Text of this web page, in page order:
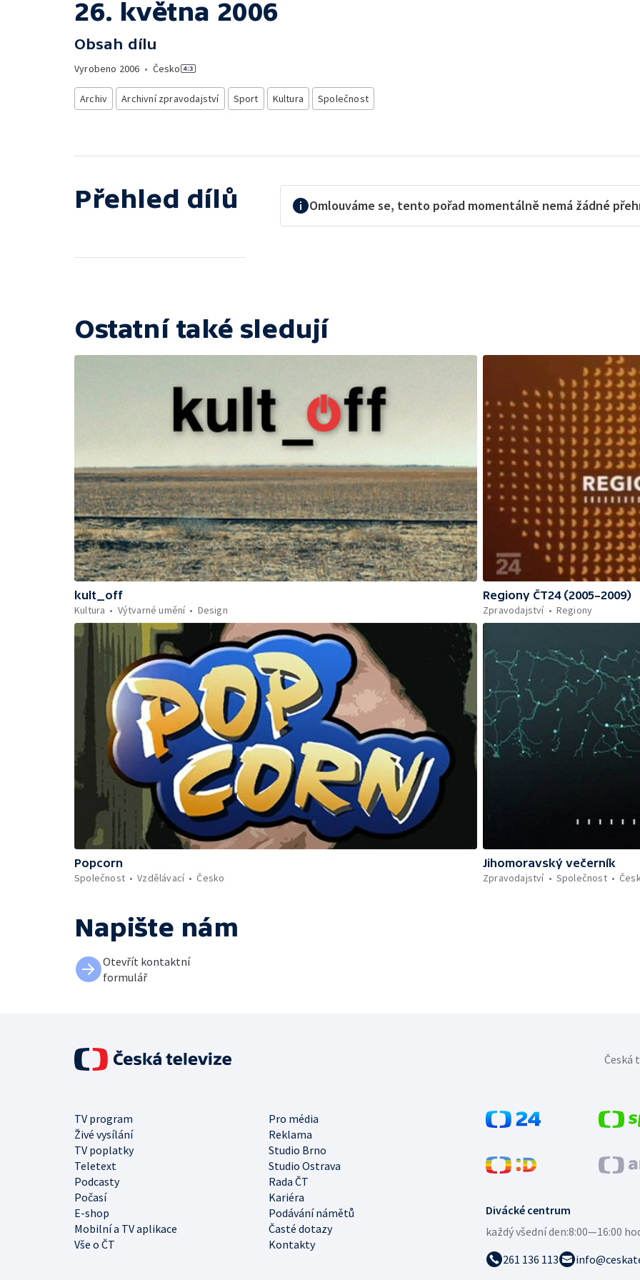
26. května 2006
Obsah dílu
Vyrobeno 2006 • Česko
Archiv Archivní zpravodajství Sport Kultura Společnost
Přehled dílů Omlouváme se, tento pořad momentálně nemá žádné
Ostatní také sledují
kult_off
Kultura
Výtvarné umění Design
Regiony ČT24 (2005–2009)
Zpravodajství
Regiony
Popcorn
Společnost
Vzdělávací Česko
Jihomoravský večerník
Zpravodajství
Společnost
Napište nám
Otevřít kontaktní
formulář
Divácké centrum
každý všední den:8:00—16:00
261 136 113
TV program
Pro média
Živé vysílání
Reklama
TV poplatky
Studio Brno
Teletext
Studio Ostrava
Podcasty
Rada ČT
Počasí
Kariéra
E-shop
Podávání námětů
Mobilní a TV aplikace
Časté dotazy
Vše o ČT
Kontakty
Česká